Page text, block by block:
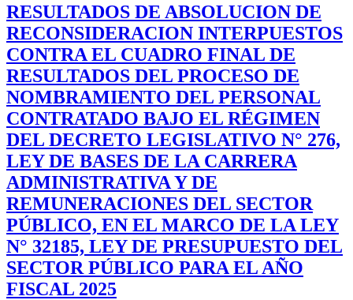
RESULTADOS DE ABSOLUCION DE
RECONSIDERACION INTERPUESTOS
CONTRA EL CUADRO FINAL DE
RESULTADOS DEL PROCESO DE
NOMBRAMIENTO DEL PERSONAL
CONTRATADO BAJO EL RÉGIMEN
DEL DECRETO LEGISLATIVO N° 276,
LEY DE BASES DE LA CARRERA
ADMINISTRATIVA Y DE
REMUNERACIONES DEL SECTOR
PÚBLICO, EN EL MARCO DE LA LEY
N° 32185, LEY DE PRESUPUESTO DEL
SECTOR PÚBLICO PARA EL AÑO
FISCAL 2025